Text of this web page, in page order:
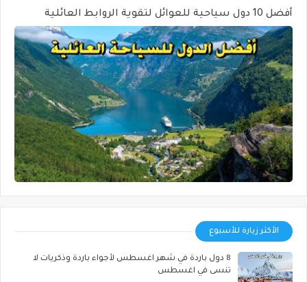
أفضل 10 دول سياحية للعوائل لتقوية الروابط العائلية
الأكثر زيارة للأسبوع
8 دول باردة في شهر اغسطس لأجواء باردة وذكريات لا
تنسى في اغسطس